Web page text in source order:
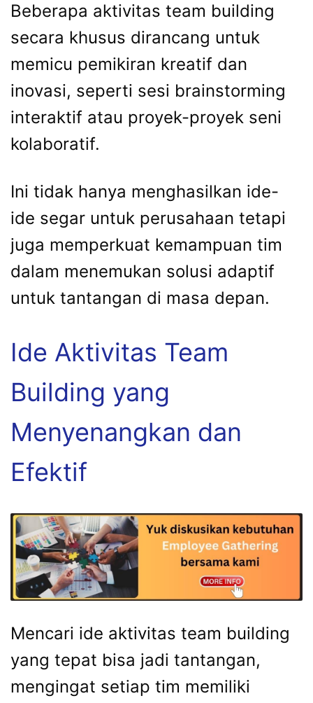
Beberapa aktivitas team building
secara khusus dirancang untuk
memicu pemikiran kreatif dan
inovasi, seperti sesi brainstorming
interaktif atau proyek-proyek seni
kolaboratif.
Ini tidak hanya menghasilkan ide-
ide segar untuk perusahaan tetapi
juga memperkuat kemampuan tim
dalam menemukan solusi adaptif
untuk tantangan di masa depan.
Ide Aktivitas Team
Building yang
Menyenangkan dan
Efektif
Mencari ide aktivitas team building
yang tepat bisa jadi tantangan,
mengingat setiap tim memiliki